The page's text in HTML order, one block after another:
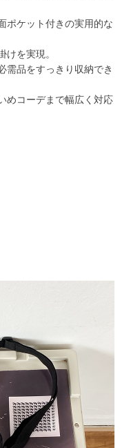
ポケット付きの実用的な
を実現。
需品をすっきり収納でき
めコーデまで幅広く対応